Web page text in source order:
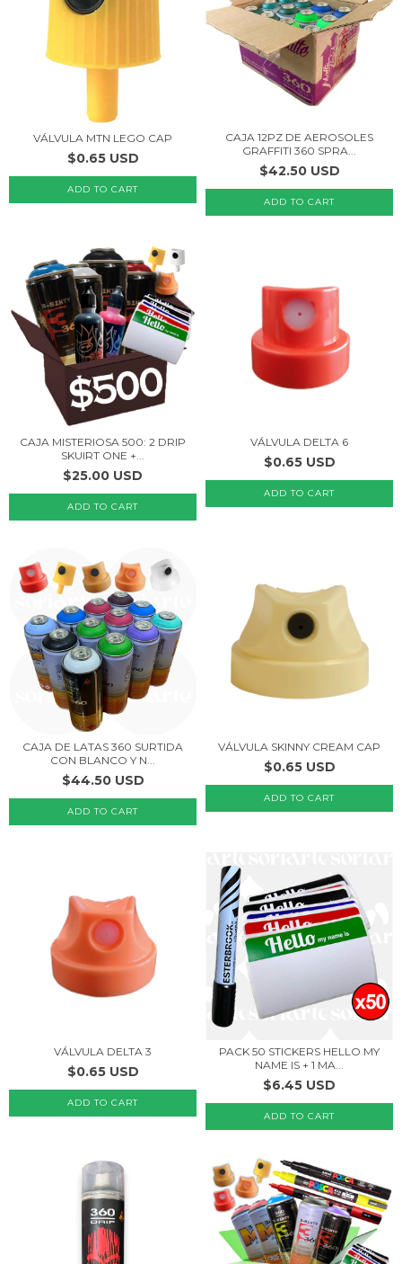
VÁLVULA MTN LEGO CAP
$0.65 USD
CAJA 12PZ DE AEROSOLES
GRAFFITI 360 SPRA...
$42.50 USD
ADD TO CART
CAJA MISTERIOSA 500: 2 DRIP
SKUIRT ONE +...
$25.00 USD
VÁLVULA DELTA 6
$0.65 USD
CAJA DE LATAS 360 SURTIDA
CON BLANCO Y N...
$44.50 USD
VÁLVULA SKINNY CREAM CAP
$0.65 USD
VÁLVULA DELTA 3
$0.65 USD
PACK 50 STICKERS HELLO MY
NAME IS + 1 MA...
$6.45 USD